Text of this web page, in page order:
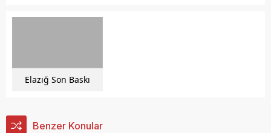
Elazığ Son Baskı
Benzer Konular